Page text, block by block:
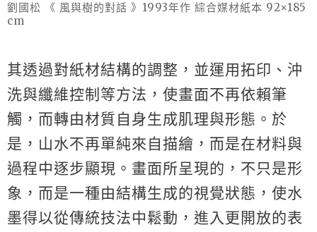
劉國松 《 風與樹的對話 》1993年作 綜合媒材紙本 92×185
cm
其透過對紙材結構的調整，並運用拓印、沖
洗與纖維控制等方法，使畫面不再依賴筆
觸，而轉由材質自身生成肌理與形態。於
是，山水不再單純來自描繪，而是在材料與
過程中逐步顯現。畫面所呈現的，不只是形
象，而是一種由結構生成的視覺狀態，使水
墨得以從傳統技法中鬆動，進入更開放的表